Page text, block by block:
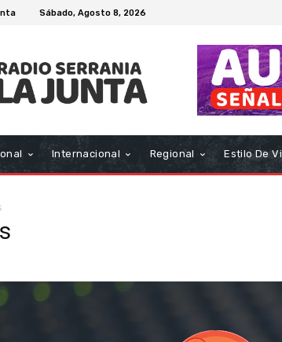
Sábado, Agosto 8, 2026
Internacional Regional Estilo De